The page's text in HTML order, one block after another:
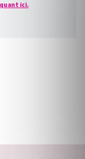
ici.